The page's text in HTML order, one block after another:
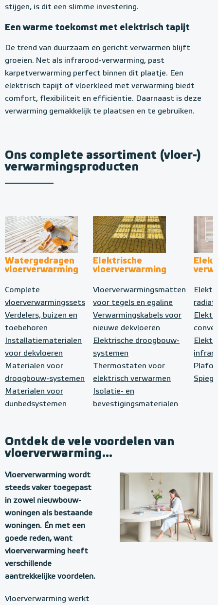
stijgen, is dit een slimme investering.
Een warme toekomst met elektrisch tapijt
De trend van duurzaam en gericht verwarmen blijft
groeien. Net als infrarood-verwarming, past
karpetverwarming perfect binnen dit plaatje. Een
elektrisch tapijt of vloerkleed met verwarming biedt
comfort, flexibiliteit en efficiëntie. Daarnaast is deze
verwarming gemakkelijk te plaatsen en te gebruiken.
Ons complete assortiment (vloer-)
verwarmingsproducten
Watergedragen
vloerverwarming
Elektrische
vloerverwarming
Complete
vloerverwarmingssets
Verdelers, buizen en
toebehoren
Installatiematerialen
voor dekvloeren
Materialen voor
droogbouw-systemen
Materialen voor
dunbedsystemen
Vloerverwarmingsmatten
voor tegels en egaline
Verwarmingskabels voor
nieuwe dekvloeren
Elektrische droogbouw-
systemen
Thermostaten voor
elektrisch verwarmen
Isolatie- en
bevestigingsmaterialen
Ontdek de vele voordelen van
vloerverwarming...
Vloerverwarming wordt
steeds vaker toegepast
in zowel nieuwbouw-
woningen als bestaande
woningen. Én met een
goede reden, want
vloerverwarming heeft
verschillende
aantrekkelijke voordelen.
Vloerverwarming werkt